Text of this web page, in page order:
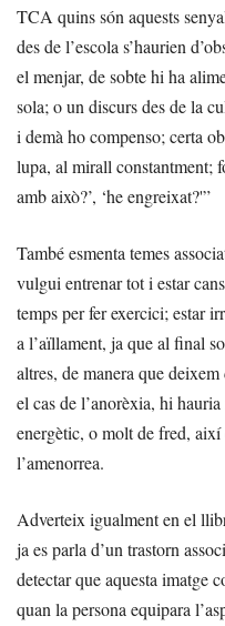
TCA quins són aquests
des de l’escola s’haurien
el menjar, de sobte hi ha
sola; o un discurs des de la
i demà ho compenso; certa
lupa, al mirall constantment;
amb això?’, ‘he engreixat?'”
També esmenta temes
vulgui entrenar tot i estar
temps per fer exercici; estar
a l’aïllament, ja que al final
altres, de manera que
el cas de l’anorèxia, hi
energètic, o molt de fred,
l’amenorrea.
Adverteix igualment en el
ja es parla d’un trastorn
detectar que aquesta imatge
quan la persona equipara